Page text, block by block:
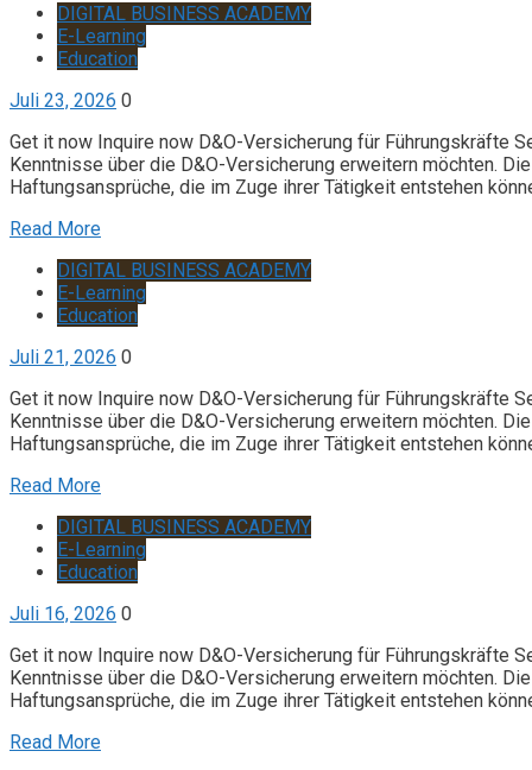
DIGITAL BUSINESS ACADEMY
E-Learning
Education
Juli 23, 2026 0
Get it now Inquire now D&O-Versicherung für Führungskräfte
Kenntnisse über die D&O-Versicherung erweitern möchten.
Haftungsansprüche, die im Zuge ihrer Tätigkeit entstehen
Read More
DIGITAL BUSINESS ACADEMY
E-Learning
Education
Juli 21, 2026 0
Get it now Inquire now D&O-Versicherung für Führungskräfte
Kenntnisse über die D&O-Versicherung erweitern möchten.
Haftungsansprüche, die im Zuge ihrer Tätigkeit entstehen
Read More
DIGITAL BUSINESS ACADEMY
E-Learning
Education
Juli 16, 2026 0
Get it now Inquire now D&O-Versicherung für Führungskräfte
Kenntnisse über die D&O-Versicherung erweitern möchten.
Haftungsansprüche, die im Zuge ihrer Tätigkeit entstehen
Read More